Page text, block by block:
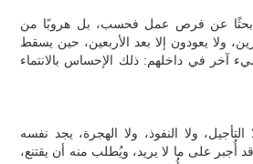
بحثًا عن فرص عمل فحسب، بل هروبًا من
ولا يعودون إلا بعد الأربعين، حين يسقط
آخر في داخلهم: ذلك الإحساس بالانتماء
ولا النفوذ، ولا الهجرة، يجد نفسه
أُجبر على ما لا يريد، ويُطلب منه أن يقتنع،